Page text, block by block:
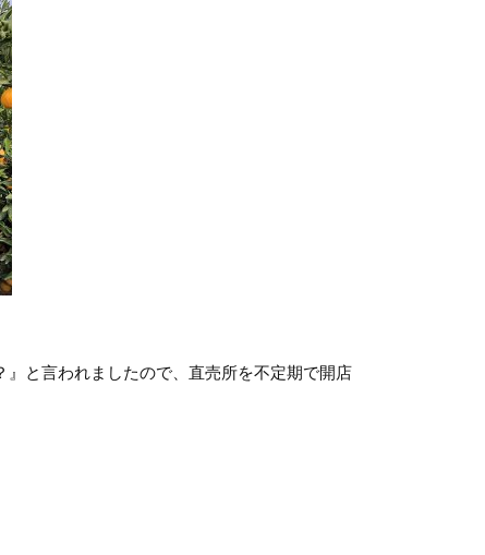
と言われましたので、直売所を不定期で開店